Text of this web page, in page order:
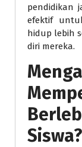
pendidikan
efektif
hidup lebih
diri mereka.
Siswa?